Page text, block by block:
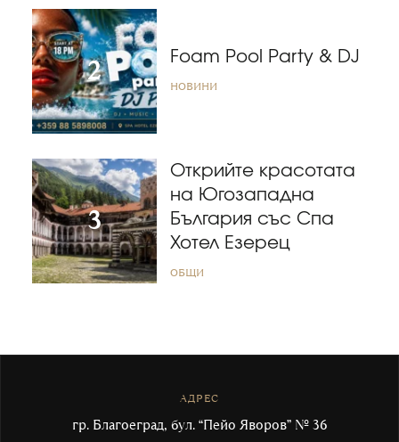
Foam Pool Party & DJ
НОВИНИ
Открийте красотата
на Югозападна
България със Спа
Хотел Езерец
ОБЩИ
АДРЕС
гр. Благоеград, бул. “Пейо Яворов” № 36